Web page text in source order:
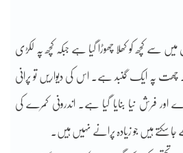
سے کچھ کو کھلا چھوڑا گیا ہے جبکہ کچھ پہ لکڑی
پہ ایک گنبد ہے۔ اس کی دیواریں تو پرانی
فرش نیا بنایا گیا ہے۔ اندرونی کمرے کی
جا سکتے ہیں جو زیادہ پرانے نہیں ہیں۔